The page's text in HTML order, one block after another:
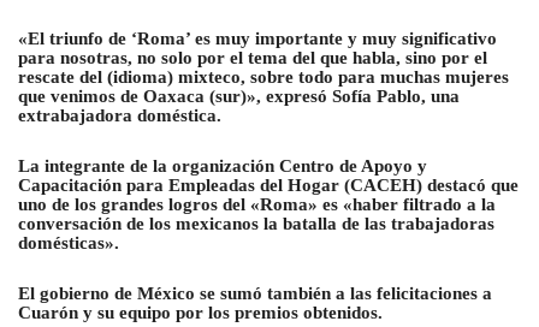
«El triunfo de ‘Roma’ es muy importante y muy significativo
para nosotras, no solo por el tema del que habla, sino por el
rescate del (idioma) mixteco, sobre todo para muchas mujeres
que venimos de Oaxaca (sur)», expresó Sofía Pablo, una
extrabajadora doméstica.
La integrante de la organización Centro de Apoyo y
Capacitación para Empleadas del Hogar (CACEH) destacó que
uno de los grandes logros del «Roma» es «haber filtrado a la
conversación de los mexicanos la batalla de las trabajadoras
domésticas».
El gobierno de México se sumó también a las felicitaciones a
Cuarón y su equipo por los premios obtenidos.